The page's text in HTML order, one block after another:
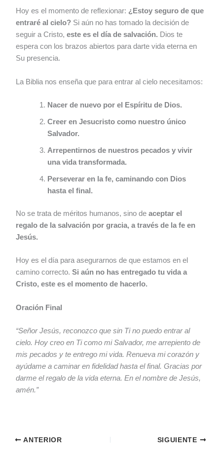
Hoy es el momento de reflexionar: ¿Estoy seguro de que
entraré al cielo? Si aún no has tomado la decisión de
seguir a Cristo,este es el día de salvación. Dios te
espera con los brazos abiertos para darte vida eterna en
Su presencia.
La Biblia nos enseña que para entrar al cielo necesitamos:
Nacer de nuevo por el Espíritu de Dios.
Creer en Jesucristo como nuestro único
Salvador.
Arrepentirnos de nuestros pecados y vivir
una vida transformada.
Perseverar en la fe, caminando con Dios
hasta el final.
No se trata de méritos humanos, sino deaceptar el
regalo de la salvación por gracia, a través de la fe en
Jesús.
Hoy es el día para asegurarnos de que estamos en el
camino correcto.Si aún no has entregado tu vida a
Cristo, este es el momento de hacerlo.
Oración Final
“Señor Jesús, reconozco que sin Ti no puedo entrar al
cielo. Hoy creo en Ti como mi Salvador, me arrepiento de
mis pecados y te entrego mi vida. Renueva mi corazón y
ayúdame a caminar en fidelidad hasta el final. Gracias por
darme el regalo de la vida eterna. En el nombre de Jesús,
amén.”
ANTERIOR SIGUIENTE